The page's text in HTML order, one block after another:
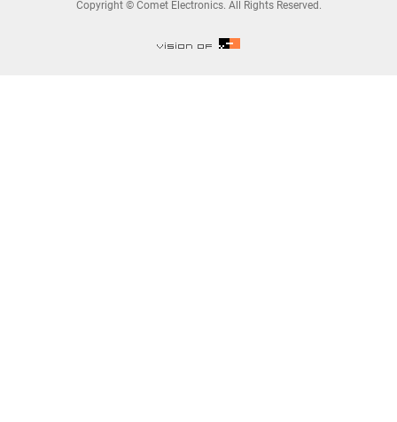
Copyright © Comet Electronics. All Rights Reserved.